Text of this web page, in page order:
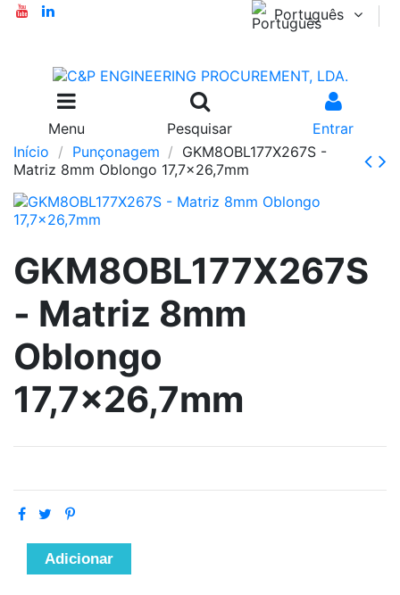
Português
Menu Pesquisar
Entrar
Início
Punçonagem
GKM8OBL177X267S -
Matriz 8mm Oblongo 17,7x26,7mm
GKM8OBL177X267S
- Matriz 8mm
Oblongo
17,7x26,7mm
Adicionar